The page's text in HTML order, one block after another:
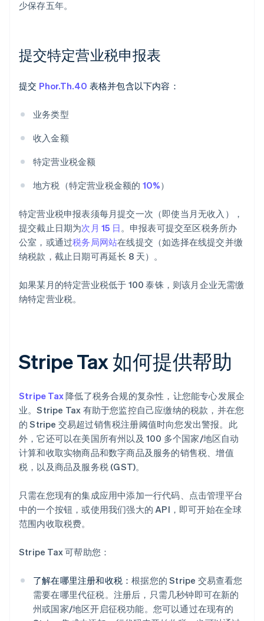
少保存五年。
提交特定营业税申报表
提交 Phor.Th.40 表格并包含以下内容：
业务类型
收入金额
特定营业税金额
地方税（特定营业税金额的 10%）
特定营业税申报表须每月提交一次（即使当月无收入），
提交截止日期为次月 15 日。申报表可提交至区税务所办
公室，或通过税务局网站在线提交（如选择在线提交并缴
纳税款，截止日期可再延长 8 天）。
如果某月的特定营业税低于 100 泰铢，则该月企业无需缴
纳特定营业税。
Stripe Tax 如何提供帮助
Stripe Tax降低了税务合规的复杂性，让您能专心发展企
业。Stripe Tax 有助于您监控自己应缴纳的税款，并在您
的 Stripe 交易超过销售税注册阈值时向您发出警报。此
外，它还可以在美国所有州以及 100 多个国家/地区自动
计算和收取实物商品和数字商品及服务的销售税、增值
税，以及商品及服务税 (GST)。
只需在您现有的集成应用中添加一行代码、点击管理平台
中的一个按钮，或使用我们强大的 API，即可开始在全球
范围内收取税费。
Stripe Tax 可帮助您：
了解在哪里注册和收税：根据您的 Stripe 交易查看您
需要在哪里代征税。注册后，只需几秒钟即可在新的
州或国家/地区开启征税功能。您可以通过在现有的